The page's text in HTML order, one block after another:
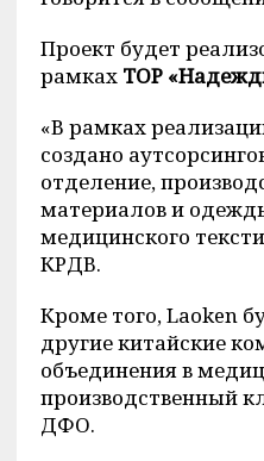
Проект будет
рамках ТОР
«В рамках
создано
отделение,
материалов и
медицинского
КРДВ.
Кроме того, Laoken
другие китайские
объединения в
производственный
ДФО.